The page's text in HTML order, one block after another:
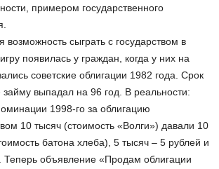
примером государственного
возможность сыграть с государством в
появилась у граждан, когда у них на
советские облигации 1982 года. Срок
займу выпадал на 96 год. В реальности:
1998-го за облигацию
10 тысяч (стоимость «Волги») давали 10
батона хлеба), 5 тысяч – 5 рублей и
Теперь объявление «Продам облигации